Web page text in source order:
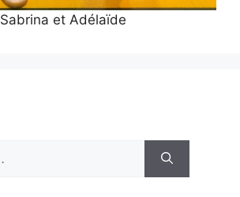
Sabrina et Adélaïde